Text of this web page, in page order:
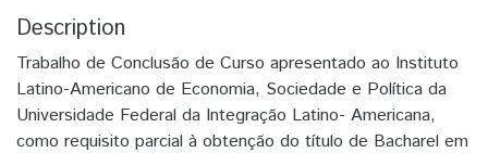
Description
Trabalho de Conclusão de Curso apresentado ao Instituto
Latino-Americano de Economia, Sociedade e Política da
Universidade Federal da Integração Latino- Americana,
como requisito parcial à obtenção do título de Bacharel em